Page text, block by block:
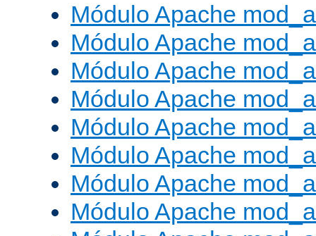
Módulo Apache
Módulo Apache
Módulo Apache
Módulo Apache
Módulo Apache
Módulo Apache
Módulo Apache
Módulo Apache